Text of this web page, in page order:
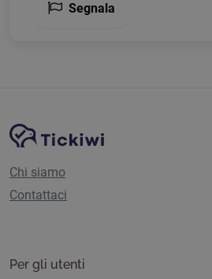
Segnala
Navigazione del sito
Piattaforma Tickiwi
Chi siamo
Contattaci
Per gli utenti